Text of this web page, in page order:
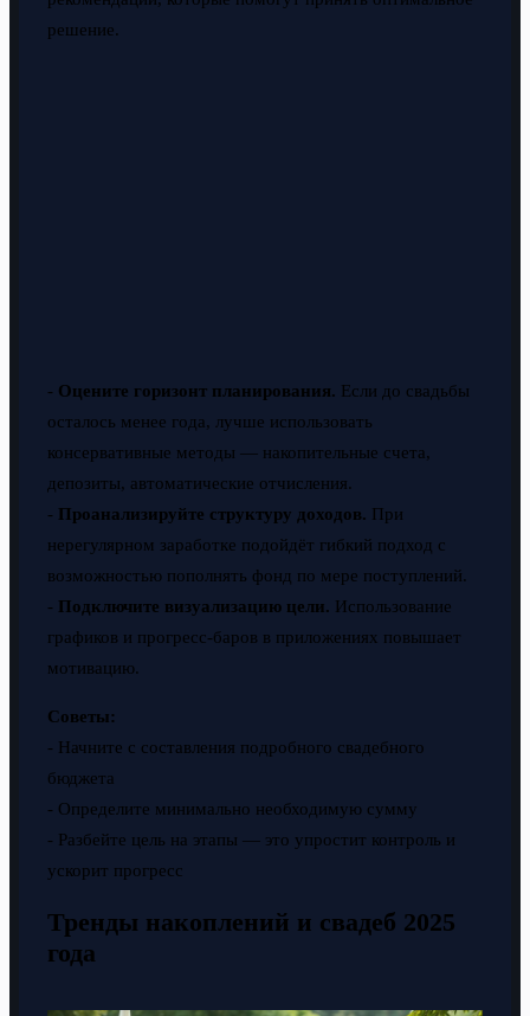
решение.
- Оцените горизонт планирования. Если до свадьбы
осталось менее года, лучше использовать
консервативные методы — накопительные счета,
депозиты, автоматические отчисления.
- Проанализируйте структуру доходов. При
нерегулярном заработке подойдёт гибкий подход с
возможностью пополнять фонд по мере поступлений.
- Подключите визуализацию цели. Использование
графиков и прогресс-баров в приложениях повышает
мотивацию.
Советы:
- Начните с составления подробного свадебного
бюджета
- Определите минимально необходимую сумму
- Разбейте цель на этапы — это упростит контроль и
ускорит прогресс
Тренды накоплений и свадеб 2025
года